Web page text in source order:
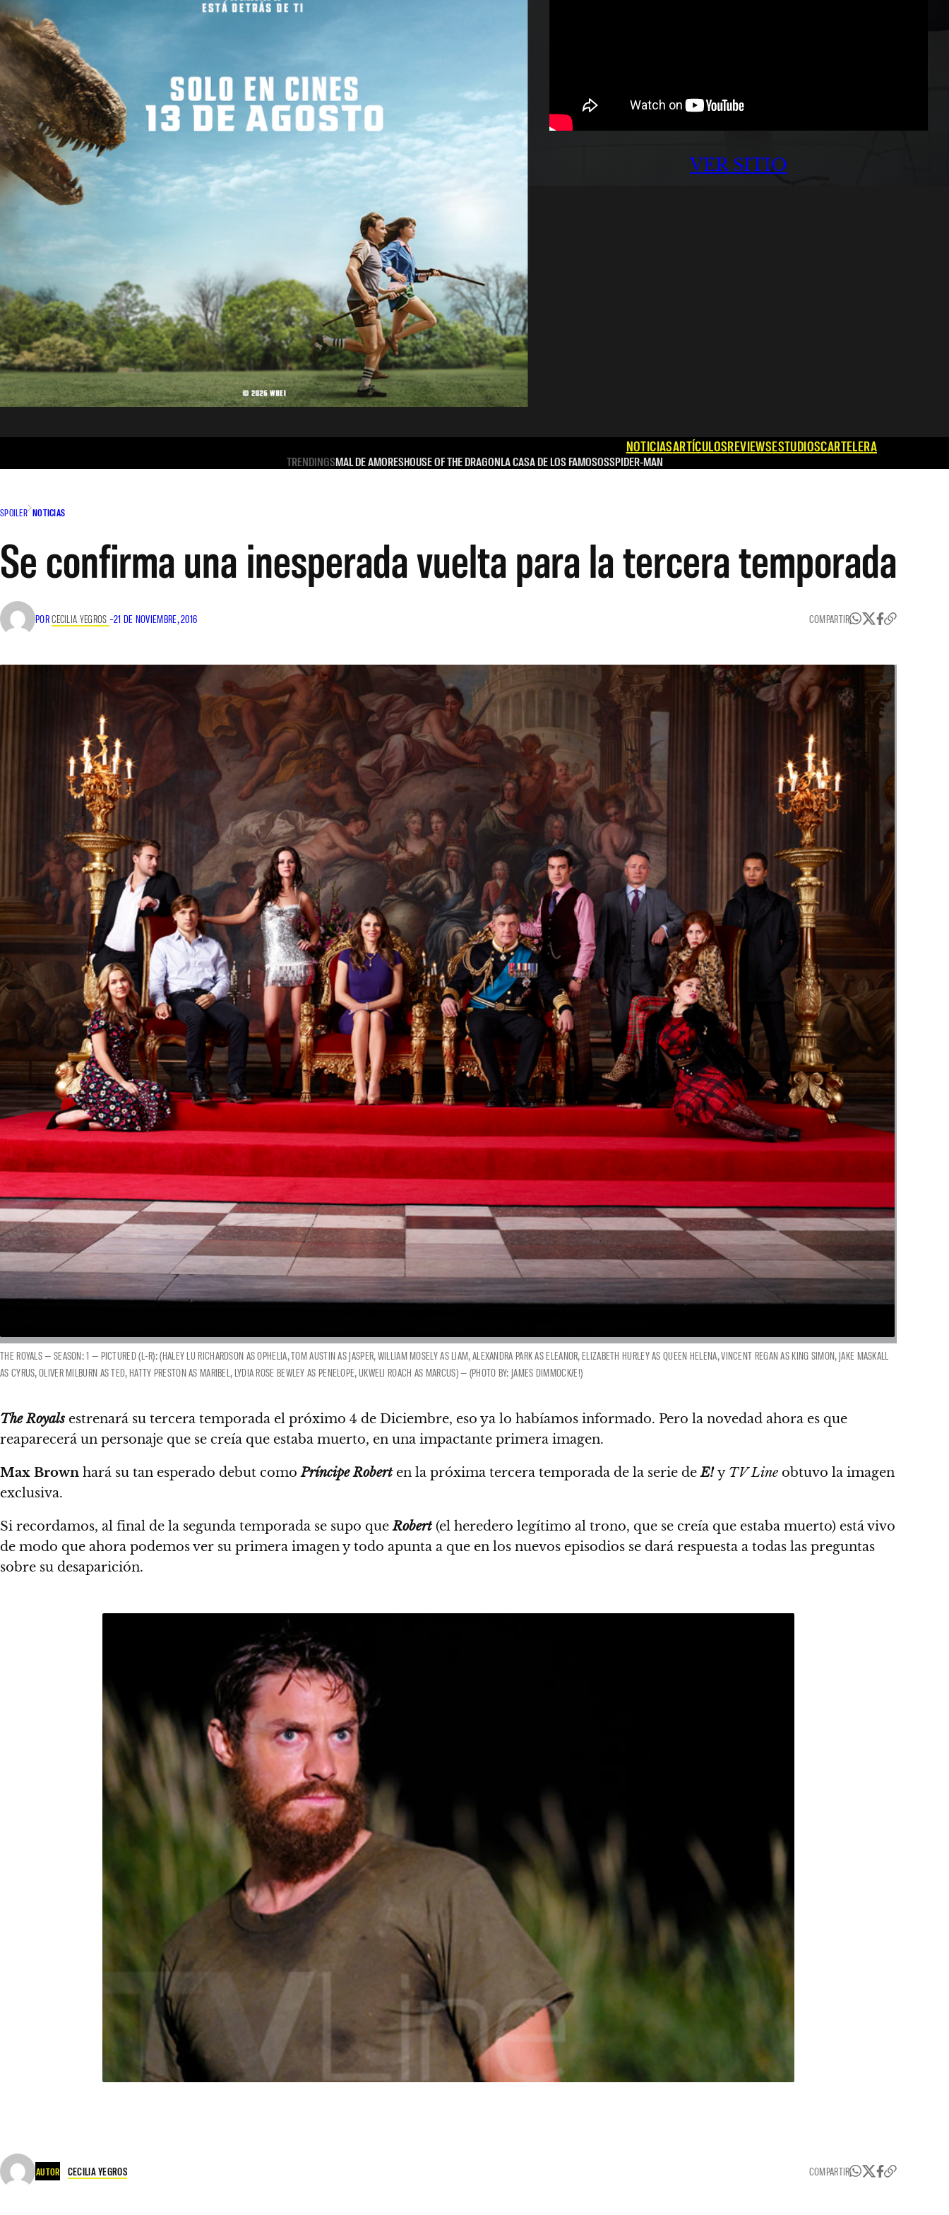
VER SITIO
NOTICIASARTÍCULOSREVIEWSESTUDIOSCARTELERA
TRENDINGSMAL DE AMORESHOUSE OF THE DRAGONLA CASA DE LOS FAMOSOSSPIDER-MAN
SPOILER NOTICIAS
Se confirma una inesperada vuelta para la tercera temporada
PORCECILIA YEGROS –21 DE NOVIEMBRE, 2016 COMPARTIR
THE ROYALS — SEASON: 1 — PICTURED (L-R): (HALEY LU RICHARDSON AS OPHELIA, TOM AUSTIN AS JASPER, WILLIAM MOSELY AS LIAM, ALEXANDRA PARK AS ELEANOR, ELIZABETH HURLEY AS QUEEN HELENA, VINCENT REGAN AS KING SIMON, JAKE MASKALL
AS CYRUS, OLIVER MILBURN AS TED, HATTY PRESTON AS MARIBEL, LYDIA ROSE BEWLEY AS PENELOPE, UKWELI ROACH AS MARCUS) — (PHOTO BY: JAMES DIMMOCK/E!)
The Royals estrenará su tercera temporada el próximo 4 de Diciembre, eso ya lo habíamos informado. Pero la novedad ahora es que
reaparecerá un personaje que se creía que estaba muerto, en una impactante primera imagen.
Max Brown hará su tan esperado debut comoPríncipe Roberten la próxima tercera temporada de la serie deE! y TV Line obtuvo la imagen
exclusiva.
Si recordamos, al final de la segunda temporada se supo queRobert(el heredero legítimo al trono, que se creía que estaba muerto) está vivo
de modo que ahora podemos ver su primera imageny todo apunta a que en los nuevos episodios se dará respuesta a todas las preguntas
sobre su desaparición.
AUTOR CECILIA YEGROS COMPARTIR